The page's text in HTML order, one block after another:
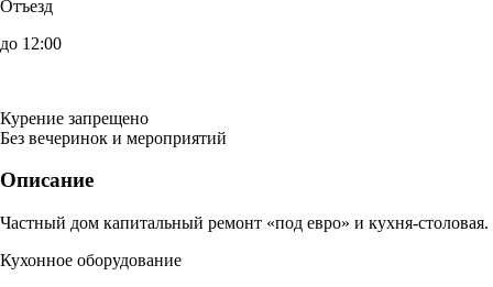
Отъезд
до 12:00
Курение запрещено
Без вечеринок и мероприятий
Описание
Частный дом капитальный ремонт «под евро» и кухня-столовая.
Кухонное оборудование